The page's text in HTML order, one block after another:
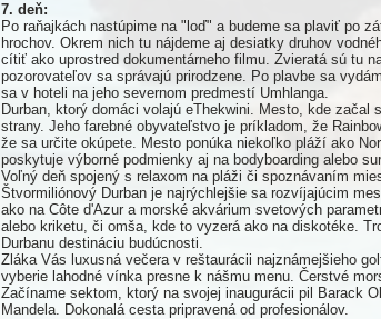
7. deň:
Po raňajkách nastúpime na "loď" a budeme sa plaviť po
hrochov. Okrem nich tu nájdeme aj desiatky druhov
cítiť ako uprostred dokumentárneho filmu. Zvieratá sú tu
pozorovateľov sa správajú prirodzene. Po plavbe sa
sa v hoteli na jeho severnom predmestí Umhlanga.
Durban, ktorý domáci volajú eThekwini. Mesto, kde
strany. Jeho farebné obyvateľstvo je príkladom, že
že sa určite okúpete. Mesto ponúka niekoľko pláží ako
poskytuje výborné podmienky aj na bodyboarding alebo
Voľný deň spojený s relaxom na pláži či spoznávaním
Štvormiliónový Durban je najrýchlejšie sa rozvíjajúcim
ako na Côte d'Azur a morské akvárium svetových
alebo kriketu, či omša, kde to vyzerá ako na diskotéke.
Durbanu destináciu budúcnosti.
Zláka Vás luxusná večera v reštaurácii najznámejšieho
vyberie lahodné vínka presne k nášmu menu. Čerstvé
Začíname sektom, ktorý na svojej inaugurácii pil Barack
Mandela. Dokonalá cesta pripravená od profesionálov.